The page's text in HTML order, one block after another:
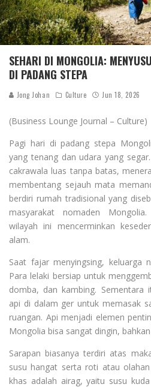
SEHARI DI MONGOLIA:
DI PADANG STEPA
Jong Johan Culture Jun 18, 2026
(Business Lounge Journal – Culture)
Pagi hari di padang stepa
yang tenang dan udara yang
cakrawala luas tanpa batas,
membentang sejauh mata
berdiri rumah tradisional yang
masyarakat nomaden
wilayah ini mencerminkan
alam.
Saat fajar menyingsing, keluarga
Para lelaki bersiap untuk
domba, dan kambing. Sementara
api di dalam ger untuk memasak
ruangan. Api menjadi elemen
Mongolia bisa sangat dingin,
Sarapan biasanya terdiri atas
susu hangat serta roti atau
khas adalah airag, yaitu susu